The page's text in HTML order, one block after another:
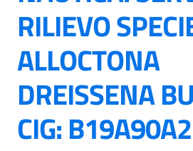
RILIEVO
ALLOCTONA
DREISSENA
CIG: